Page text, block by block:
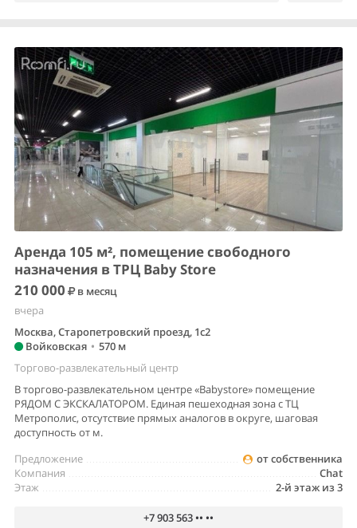
Аренда 105 м², помещение свободного
назначения в ТРЦ Baby Store
210 000
в месяц
вчера
Москва, Старопетровский проезд, 1с2
Войковская • 570 м
Торгово-развлекательный центр
В торгово-развлекательном центре «Babystore» помещение
РЯДОМ С ЭКСКАЛАТОРОМ. Единая пешеходная зона с ТЦ
Метрополис, отсутствие прямых аналогов в округе, шаговая
доступность от м.
от собственника
Предложение
Chat
Компания
2-й этаж из 3
Этаж
+7 903 563 •• ••